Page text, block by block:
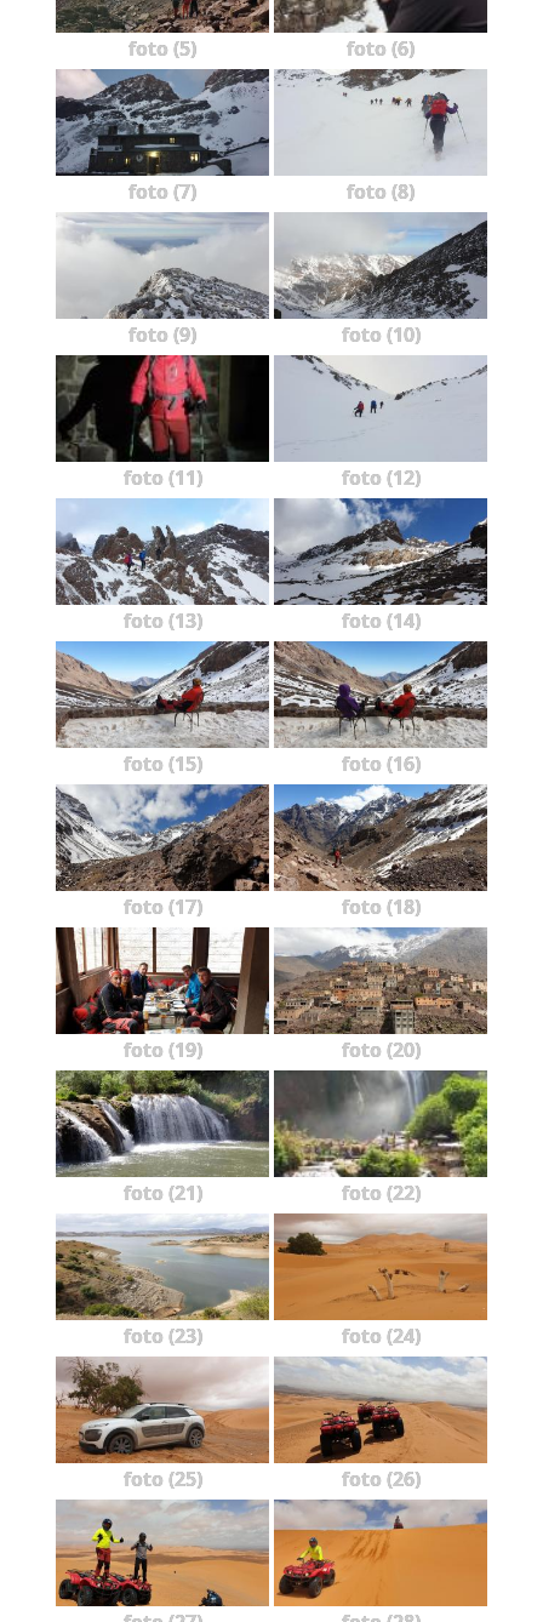
foto (5) foto (6)
foto (7) foto (8)
foto (9) foto (10)
foto (11) foto (12)
foto (13) foto (14)
foto (15) foto (16)
foto (17) foto (18)
foto (19) foto (20)
foto (21) foto (22)
foto (23) foto (24)
foto (25) foto (26)